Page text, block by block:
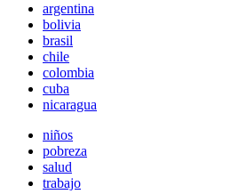
argentina
bolivia
brasil
chile
colombia
cuba
nicaragua
niños
pobreza
salud
trabajo